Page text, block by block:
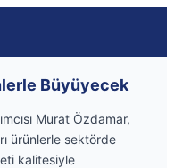
Büyüyecek
Murat Özdamar,
ürünlerle sektörde
kalitesiyle